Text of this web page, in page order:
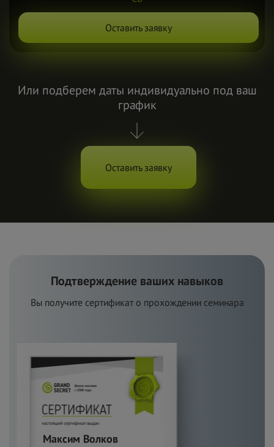
Оставить заявку
Или подберем даты индивидуально под ваш
график
Оставить заявку
Подтверждение ваших навыков
Вы получите сертификат о прохождении семинара
Максим Волков